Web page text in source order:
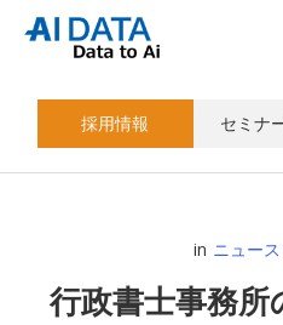
採用情報 セミナ
in ニュー
行政書士事務